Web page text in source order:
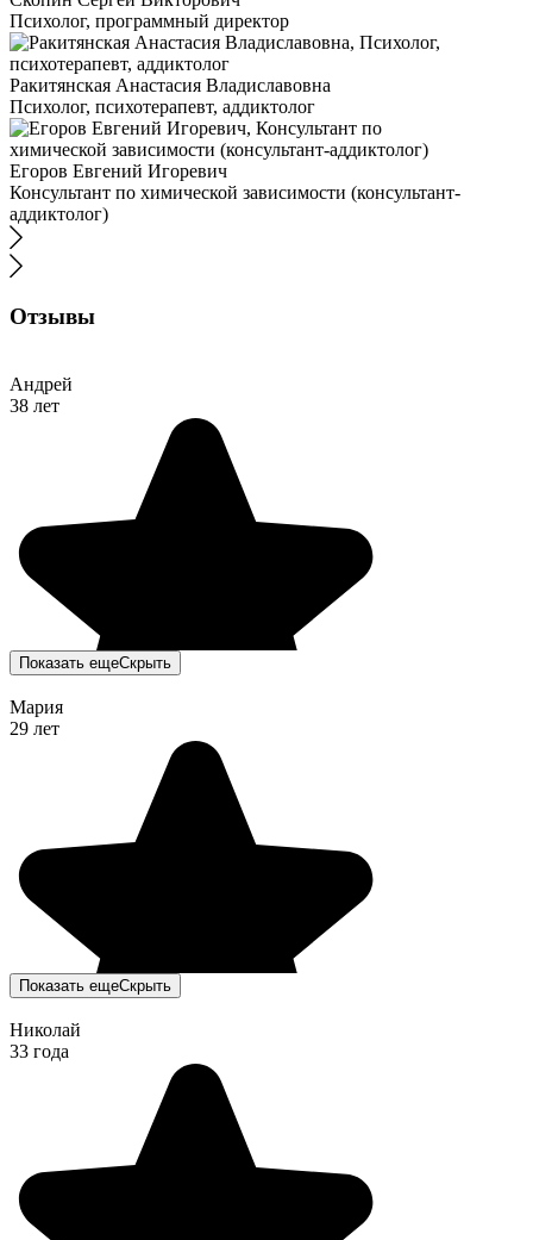
Психолог, программный директор
Ракитянская Анастасия Владиславовна
Психолог, психотерапевт, аддиктолог
Егоров Евгений Игоревич
Консультант по химической зависимости (консультант-
аддиктолог)
Отзывы
Андрей
38 лет
Показать ещеСкрыть
Мария
29 лет
Показать ещеСкрыть
Николай
33 года